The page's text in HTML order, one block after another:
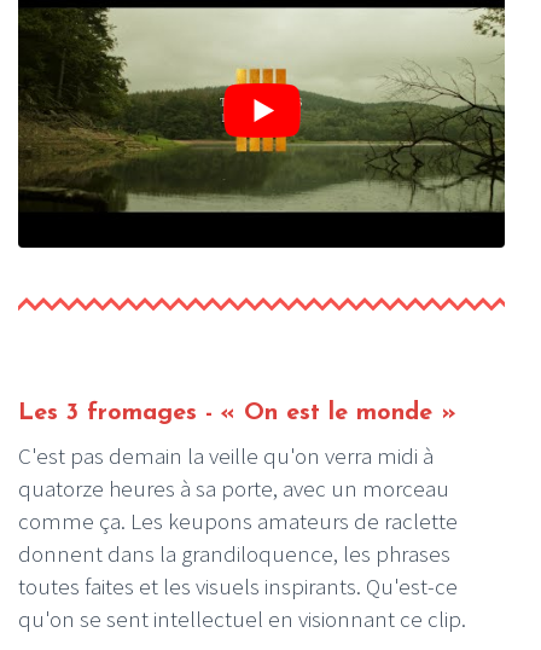
Les 3 fromages - « On est le monde »
C'est pas demain la veille qu'on verra midi à
quatorze heures à sa porte, avec un morceau
comme ça. Les keupons amateurs de raclette
donnent dans la grandiloquence, les phrases
toutes faites et les visuels inspirants. Qu'est-ce
qu'on se sent intellectuel en visionnant ce clip.